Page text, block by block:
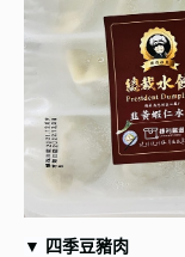
▼ 四季豆豬肉